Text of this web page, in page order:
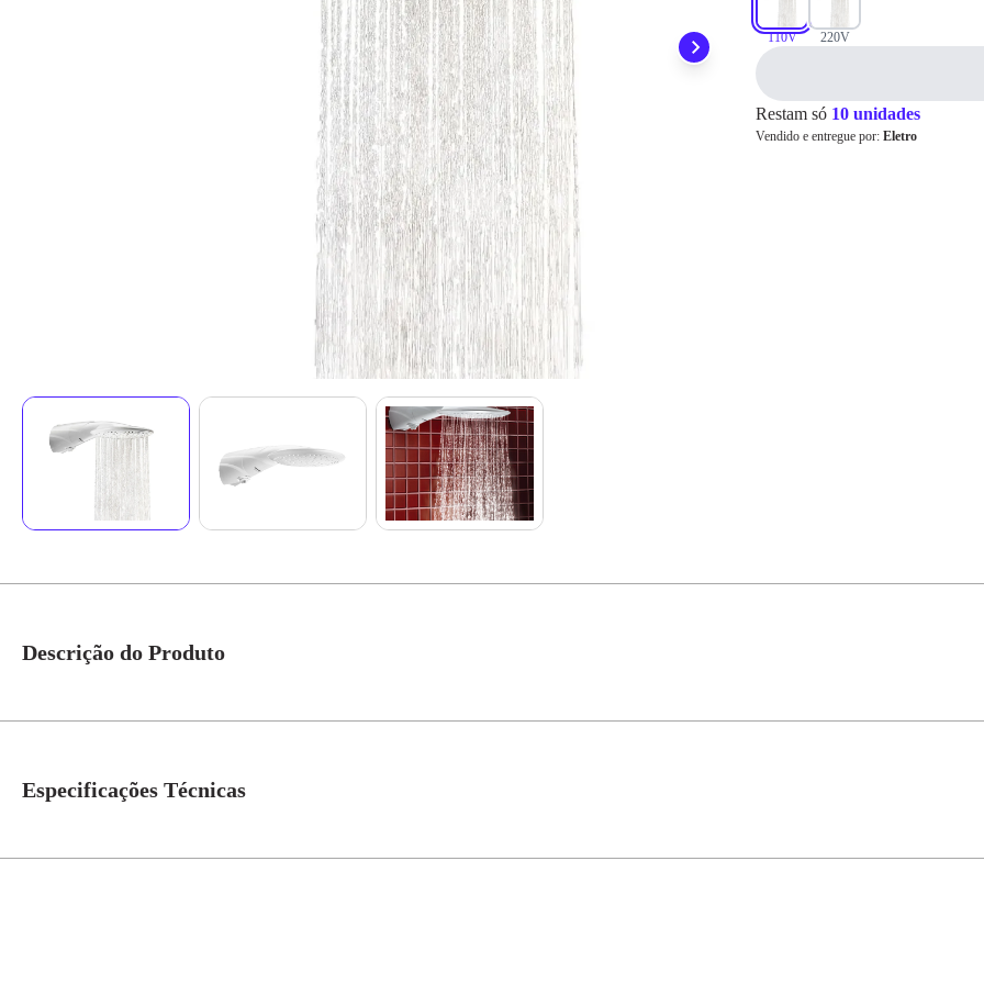
ainda conta com a devolução grátis em até 7 dias.
Pix
Cartão de
Crédito
Code ao finalizar o processo de compra.
110V 220V
Restam só 10 unidades
Vendido e entregue por: Eletro
Descrição do Produto
Especificações Técnicas